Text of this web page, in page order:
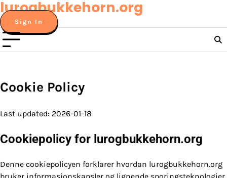
Skip
to
content
lurogbukkehorn.org
Sign In
Cookie Policy
Last updated: 2026-01-18
Cookiepolicy for lurogbukkehorn.org
Denne cookiepolicyen forklarer hvordan lurogbukkehorn.org
bruker informasjonskapsler og lignende sporingsteknologier